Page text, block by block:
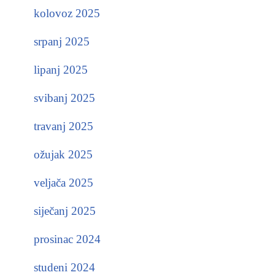
kolovoz 2025
srpanj 2025
lipanj 2025
svibanj 2025
travanj 2025
ožujak 2025
veljača 2025
siječanj 2025
prosinac 2024
studeni 2024